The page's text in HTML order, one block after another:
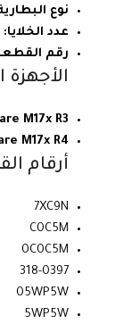
نوع
عدد الخلايا:
رقم
الأجهزة
M17x R3
M17x R4
أرقام
7XC9N
C0C5M
0C0C5M
318-0397
05WP5W
5WP5W